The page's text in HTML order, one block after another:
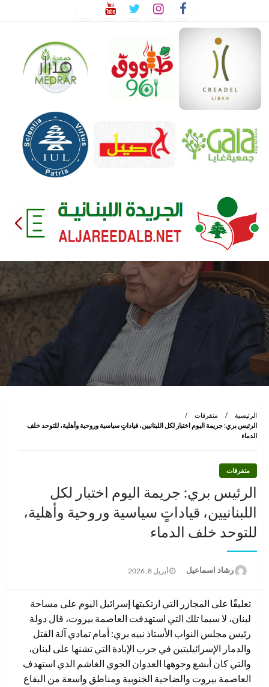
إلى
اللبنانية
الرئيسية
متفرقات
الرئيس بري: جريمة اليوم اختبار لكل اللبنانيين، قياداتٍ سياسية وروحية وأهلية، للتوحد خلف
الدماء
متفرقات
الرئيس بري: جريمة اليوم اختبار لكل
اللبنانيين، قياداتٍ سياسية وروحية وأهلية،
للتوحد خلف الدماء
رشاد اسماعيل
نُشر
أبريل 8, 2026
تعليقًا على المجازر التي ارتكبتها إسرائيل اليوم على مساحة
لبنان، لا سيما تلك التي استهدفت العاصمة بيروت، قال دولة
رئيس مجلس النواب الأستاذ نبيه بري: أمام تمادي آلة القتل
والدمار الإسرائيليتين في حرب الإبادة التي تشنها على لبنان،
والتي كان أبشع وجوهها العدوان الجوي الغاشم الذي استهدف
العاصمة بيروت والضاحية الجنوبية ومناطق واسعة من البقاع